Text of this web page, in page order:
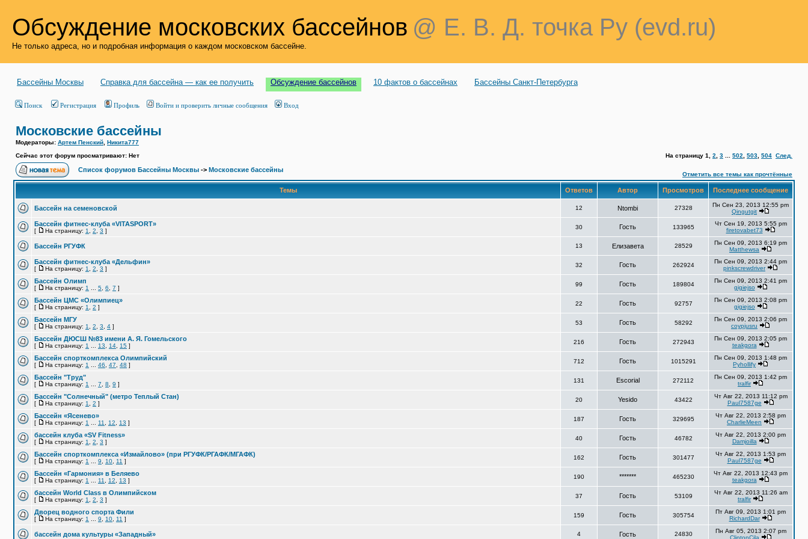
Обсуждение московских бассейнов @ Е. В. Д. точка Ру (evd.ru)
Не только адреса, но и подробная информация о каждом московском бассейне.
Бассейны Москвы Справка для бассейна — как ее получить Обсуждение бассейнов 10 фактов о бассейнах Бассейны Санкт-Петербурга
Поиск Регистрация Профиль Войти и проверить личные сообщения Вход
Московские бассейны
Модераторы: Артем Пенский Никита777
Сейчас этот форум просматривают: Нет
На страницу 1 2 3 502 503 504 След.
Список форумов Бассейны Москвы -> Московские бассейны
Отметить все темы как прочтённые
Темы Ответов Автор Просмотров Последнее сообщение
Бассейн на семеновской 12 Ntombi 27328
Пн Сен 23, 2013 12:55 pm
Qingutgit
Бассейн фитнес-клуба «VITASPORT»
[ На страницу: 1 2 3 ]
30 Гость 133965
Чт Сен 19, 2013 5:55 pm
firetovabet73
Бассейн РГУФК 13 Елизавета 28529
Пн Сен 09, 2013 6:19 pm
Matthewsa
Бассейн фитнес-клуба «Дельфин»
[ На страницу: 1 2 3 ]
32 Гость 262924
Пн Сен 09, 2013 2:44 pm
pinkscrewdriver
Бассейн Олимп
[ На страницу: 1 5 6 7 ]
99 Гость 189804
Пн Сен 09, 2013 2:41 pm
gigiejso
Бассейн ЦМС «Олимпиец»
[ На страницу: 1 2 ]
22 Гость 92757
Пн Сен 09, 2013 2:08 pm
gigiejso
Бассейн МГУ
[ На страницу: 1 2 3 4 ]
53 Гость 58292
Пн Сен 09, 2013 2:06 pm
coypjusru
Бассейн ДЮСШ №83 имени А. Я. Гомельского
[ На страницу: 1 13 14 15 ]
216 Гость 272943
Пн Сен 09, 2013 2:05 pm
teakgora
Бассейн спорткомплекса Олимпийский
[ На страницу: 1 46 47 48 ]
712 Гость 1015291
Пн Сен 09, 2013 1:48 pm
Pyhollify
Бассейн "Труд"
[ На страницу: 1 7 8 9 ]
131 Escorial 272112
Пн Сен 09, 2013 1:42 pm
tralfir
Бассейн "Солнечный" (метро Теплый Стан)
[ На страницу: 1 2 ]
20 Yesido 43422
Чт Авг 22, 2013 11:12 pm
Paul7587ge
Бассейн «Ясенево»
[ На страницу: 1 11 12 13 ]
187 Гость 329695
Чт Авг 22, 2013 2:58 pm
CharlieMeen
бассейн клуба «SV Fitness»
[ На страницу: 1 2 3 ]
40 Гость 46782
Чт Авг 22, 2013 2:00 pm
Damjoilla
Бассейн спорткомплекса «Измайлово» (при РГУФК/РГАФК/МГАФК)
[ На страницу: 1 9 10 11 ]
162 Гость 301477
Чт Авг 22, 2013 1:53 pm
Paul7587ge
Бассейн «Гармония» в Беляево
[ На страницу: 1 11 12 13 ]
190 ******* 465230
Чт Авг 22, 2013 12:43 pm
teakgora
бассейн World Class в Олимпийском
[ На страницу: 1 2 3 ]
37 Гость 53109
Чт Авг 22, 2013 11:26 am
tralfir
Дворец водного спорта Фили
[ На страницу: 1 9 10 11 ]
159 Гость 305754
Пт Авг 09, 2013 1:01 pm
RichardDar
бассейн дома культуры «Западный» 4 Гость 24830
Пн Авг 05, 2013 2:07 pm
ClintonCila